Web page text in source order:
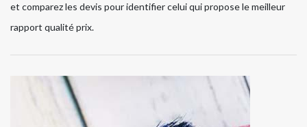
et comparez les devis pour identifier celui qui propose le meilleur
rapport qualité prix.